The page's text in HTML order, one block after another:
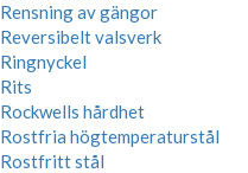
Rensning av gängor
Reversibelt valsverk
Ringnyckel
Rits
Rockwells hårdhet
Rostfria högtemperaturstål
Rostfritt stål